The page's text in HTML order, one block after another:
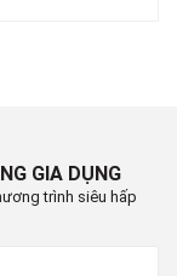
GIA DỤNG
trình siêu hấp